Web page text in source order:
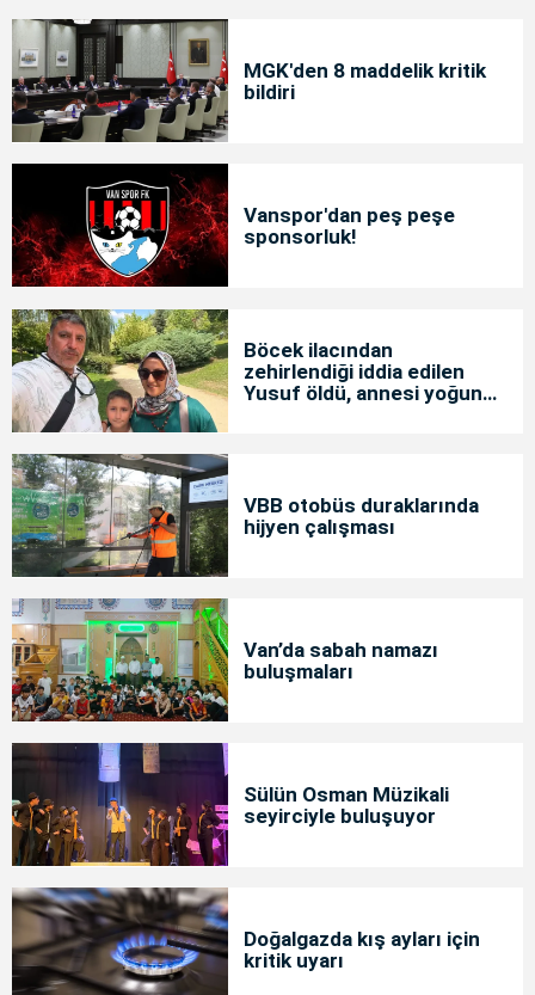
MGK'den 8 maddelik kritik
bildiri
Vanspor'dan peş peşe
sponsorluk!
Böcek ilacından
zehirlendiği iddia edilen
Yusuf öldü, annesi yoğun
VBB otobüs duraklarında
hijyen çalışması
Van’da sabah namazı
buluşmaları
Sülün Osman Müzikali
seyirciyle buluşuyor
Doğalgazda kış ayları için
kritik uyarı